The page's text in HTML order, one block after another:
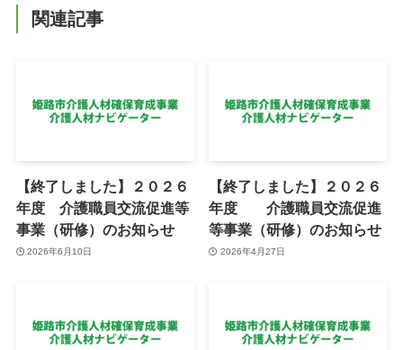
関連記事
【終了しました】２０２６
年度 介護職員交流促進等
事業（研修）のお知らせ
2026年6月10日
【終了しました】２０２６
年度 介護職員交流促進
等事業（研修）のお知らせ
2026年4月27日